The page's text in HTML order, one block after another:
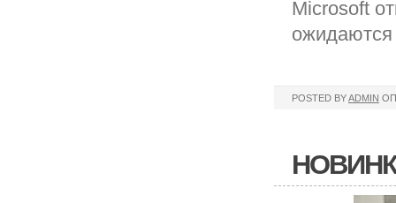
Microsoft
ожидаются
POSTED BYADMIN